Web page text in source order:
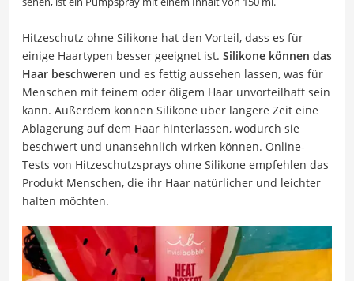
Hitzeschutz ohne Silikone hat den Vorteil, dass es für
einige Haartypen besser geeignet ist. Silikone können das
Haar beschweren und es fettig aussehen lassen, was für
Menschen mit feinem oder öligem Haar unvorteilhaft sein
kann. Außerdem können Silikone über längere Zeit eine
Ablagerung auf dem Haar hinterlassen, wodurch sie
beschwert und unansehnlich wirken können. Online-
Tests von Hitzeschutzsprays ohne Silikone empfehlen das
Produkt Menschen, die ihr Haar natürlicher und leichter
halten möchten.